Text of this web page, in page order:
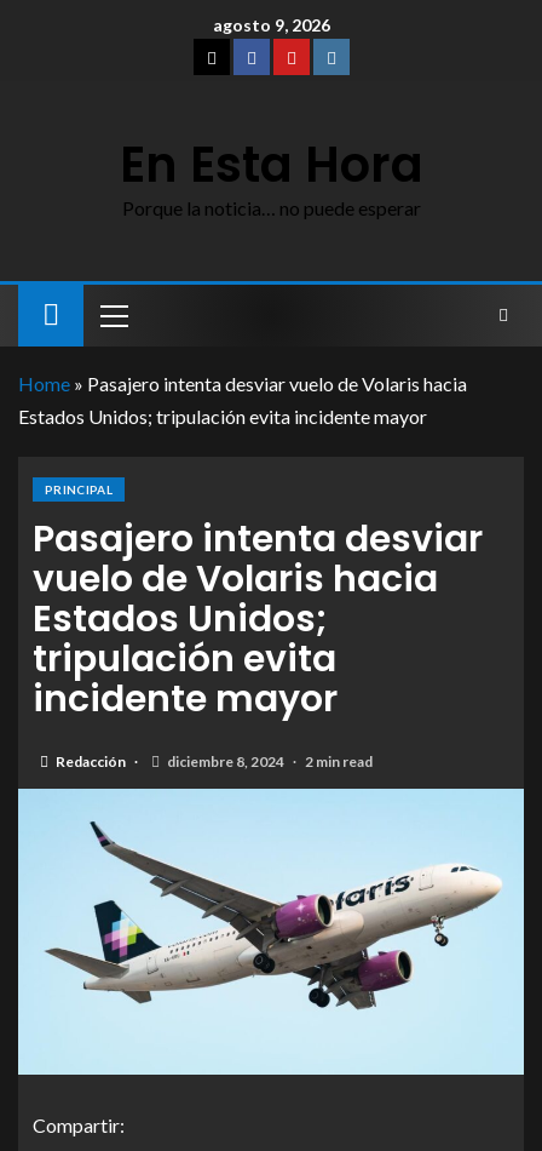
agosto 9, 2026
En Esta Hora
Porque la noticia… no puede esperar
Home » Pasajero intenta desviar vuelo de Volaris hacia
Estados Unidos; tripulación evita incidente mayor
PRINCIPAL
Pasajero intenta desviar
vuelo de Volaris hacia
Estados Unidos;
tripulación evita
incidente mayor
Redacción diciembre 8, 2024 2 min read
Compartir: